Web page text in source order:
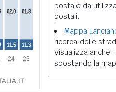
postale da
postali.
Mappa
ricerca delle
Visualizza anche
spostando la